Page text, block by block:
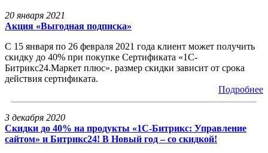
20 января 2021
Акция «Выгодная подписка»
С 15 января по 26 февраля 2021 года клиент может получить
скидку до 40% при покупке Сертификата «1С-
Битрикс24.Маркет плюс». размер скидки зависит от срока
действия сертификата.
Подробнее
3 декабря 2020
Скидки до 40% на продукты «1С-Битрикс: Управление
сайтом» и Битрикс24! В Новый год – со скидкой!